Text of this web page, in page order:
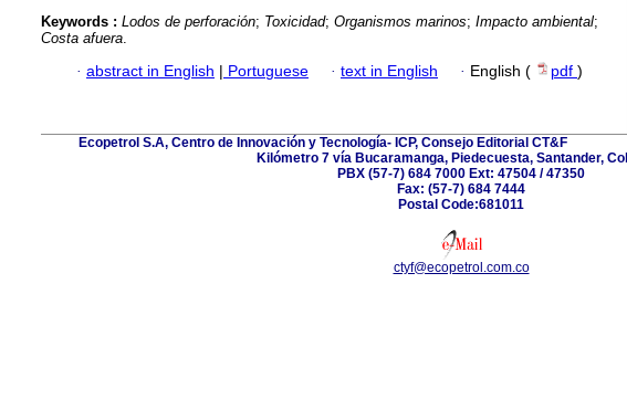
Keywords : Lodos de perforación; Toxicidad; Organismos marinos; Impacto ambiental;
Costa afuera
· abstract in English Portuguese · text in English · English ( pdf )
Ecopetrol S.A, Centro de Innovación y Tecnología- ICP, Consejo Editorial CT&F
Kilómetro 7 vía Bucaramanga, Piedecuesta, Santander,
PBX (57-7) 684 7000 Ext: 47504 / 47350
Fax: (57-7) 684 7444
Postal Code:681011
ctyf@ecopetrol.com.co